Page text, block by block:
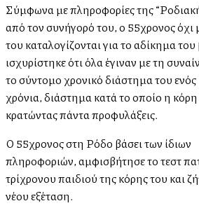
Σύμφωνα με πληροφορίες της
από τον συνήγορό του, ο 55χρονος
του καταλογίζονται για το αδίκημα του
ισχυρίστηκε ότι όλα έγιναν με τη
το σύντομο χρονικό διάστημα του
χρόνια, διάστημα κατά το οποίο η
κρατώντας πάντα προφυλάξεις.
Ο 55χρονος στη Ρόδο βάσει των ίδιων
πληροφοριών, αμφισβήτησε το τεστ
τρίχρονου παιδιού της κόρης του και
νέου εξέταση.